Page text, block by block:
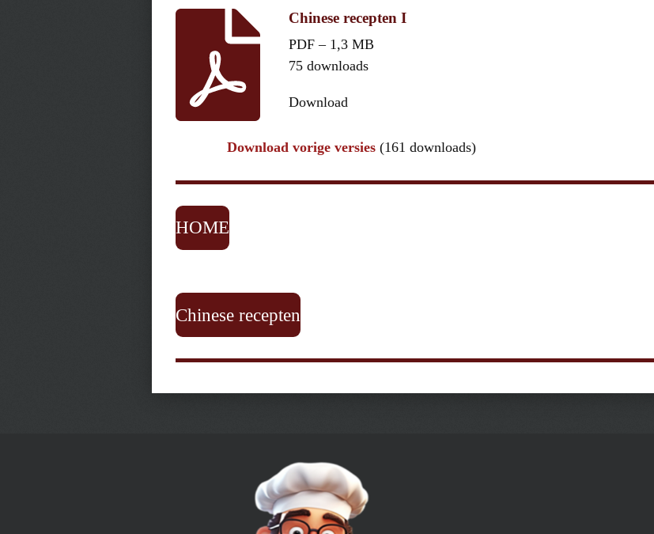
Chinese recepten I
PDF – 1,3 MB
75 downloads
Download
Download vorige versies (161 downloads)
HOME
Chinese recepten